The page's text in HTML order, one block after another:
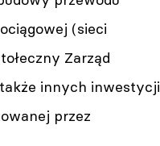
(sieci
Zarząd
innych inwestycji
przez